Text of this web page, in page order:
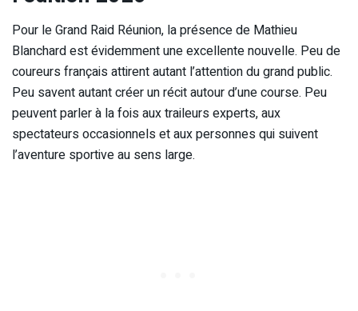
Pour le Grand Raid Réunion, la présence de Mathieu
Blanchard est évidemment une excellente nouvelle. Peu de
coureurs français attirent autant l’attention du grand public.
Peu savent autant créer un récit autour d’une course. Peu
peuvent parler à la fois aux traileurs experts, aux
spectateurs occasionnels et aux personnes qui suivent
l’aventure sportive au sens large.